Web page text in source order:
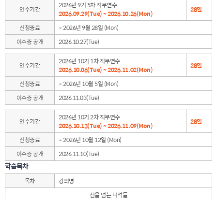
연수기간
2026년 9기 5차 직무연수
2026.09.29(Tue) ~ 2026.10.26(Mon)
28일
신청종료
~ 2026년 9월 28일 (Mon)
이수증 공개
2026.10.27(Tue)
연수기간
2026년 10기 1차 직무연수
2026.10.06(Tue) ~ 2026.11.02(Mon)
28일
신청종료
~ 2026년 10월 5일 (Mon)
이수증 공개
2026.11.03(Tue)
연수기간
2026년 10기 2차 직무연수
2026.10.13(Tue) ~ 2026.11.09(Mon)
28일
신청종료
~ 2026년 10월 12일 (Mon)
이수증 공개
2026.11.10(Tue)
학습목차
목차
강의명
선을 넘는 녀석들